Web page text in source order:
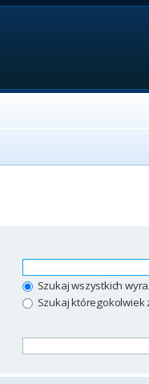
Szukaj wszystkich
Szukaj któregokolwiek